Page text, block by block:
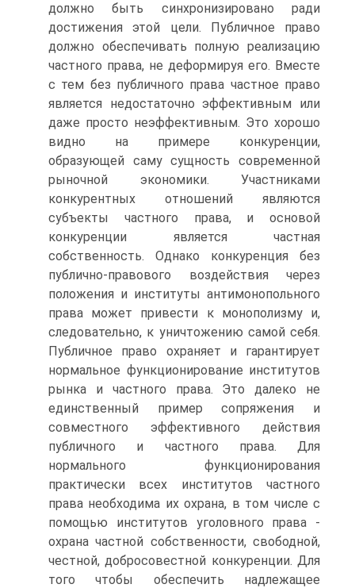
должно быть синхронизировано ради
достижения этой цели. Публичное право
должно обеспечивать полную реализацию
частного права, не деформируя его. Вместе
с тем без публичного права частное право
является недостаточно эффективным или
даже просто неэффективным. Это хорошо
видно на примере конкуренции,
образующей саму сущность современной
рыночной экономики. Участниками
конкурентных отношений являются
субъекты частного права, и основой
конкуренции является частная
собственность. Однако конкуренция без
публично-правового воздействия через
положения и институты антимонопольного
права может привести к монополизму и,
следовательно, к уничтожению самой себя.
Публичное право охраняет и гарантирует
нормальное функционирование институтов
рынка и частного права. Это далеко не
единственный пример сопряжения и
совместного эффективного действия
публичного и частного права. Для
нормального функционирования
практически всех институтов частного
права необходима их охрана, в том числе с
помощью институтов уголовного права -
охрана частной собственности, свободной,
честной, добросовестной конкуренции. Для
того чтобы обеспечить надлежащее